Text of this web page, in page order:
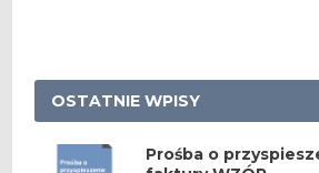
OSTATNIE WPISY
Prośba o